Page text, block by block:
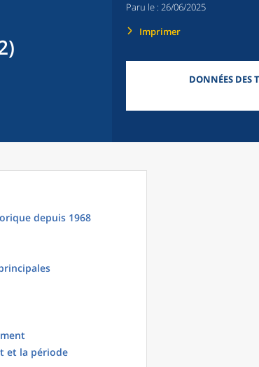
Paru le : 26/06/2025
Imprimer
DONNÉES DES
depuis 1968
et la période